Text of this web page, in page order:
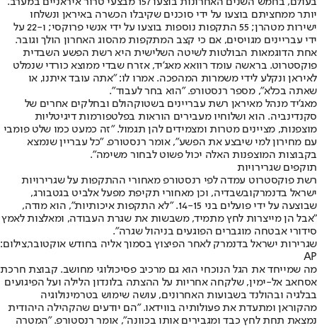
יותר ממחציתם בוצעו על ידי סוכנים שקיבלו הכשרה באיראן ונשלחו
ישירות מטהרן; 55 התקפות נוספות בוצעו על ידי אנשי פרוקסי; ו-22 על
ידי עבריינים מגויסים, אם כי קצב המתקפות מהסוג האחרון הולך וגובר.
אחת הדוגמאות הבולטות לשיטה השלישית היא רשת הפשע השבדית
פוקסטרוט. בראשה עומד רוואא מאג'יד, אזרח שבדי ממוצא כורדי שנמלט
לאיראן ונקלע לידי משמרות המהפכה. אמרו לו: "אתה עובד איתנו, או
שאתה בכלא״, מספר רנסטורפ. ״הוא בחר לעבוד".
מאג'יד מנהל מאיראן רשת עבריינים בשטוקהולם ובחלקים אחרים של
סקנדינביה. הוא ושלוחיו מעבירים הוראות בפלטפורמות דיגיטליות
מוצפנות, מציינים מטרות ומצמידים להן תגמול. ״זה כמעט כמו שלט פומבי
עם מחירון למי שיבצע את הפשע״, אומר רנסטורפ. ״כל עבריין שנמצא
בקבוצות המוצפנות האלה יכול פשוט לבחור משימה".
תוקפים שגרירויות
רשת פוקסטרוט עמדה לפי רנסטורפ מאחורי ההתקפות על שגרירויות
ישראל בדנמרקובשבדיה, וכן מאחורי תקיפת מפעל אלביט בגטבורג,
שבוצעה על ידי פועלים בני 14-15. ״לא התקפות איכותיות״, הוא מודה,
״אבל הן מייצרות לחץ מתמיד, משבשות את שגרת העבודה, ומאלצות לאמץ
סידורי אבטחה מוגברים הפוגעים בניהול שגרה".
שגרירות ישראל בדנמרק לאחר הפיצוץ בסמוך אליה בחודש אוקטובר,צילום:
AP
מה שמייחד את הגל הנוכחי הוא גם מרכיב פסיכולוגי מחושב. קבוצת חרכת
אסחאב אל-ימין, שלקחה אחריות על ההצתה בלונדון הלילה ועל הפיגועים
בבלגיה ובהולנד בשבועות האחרונים, עושה שימוש בטרמינולוגיה
מהקוראן ומתעדת את פעולותיה בווידאו. ״הם יודעים שהקהילה היהודית
נמצאת תחת לחץ כבד ומגבירים אותו בכוונה״, אומר רנסטורפ. ״המטרה